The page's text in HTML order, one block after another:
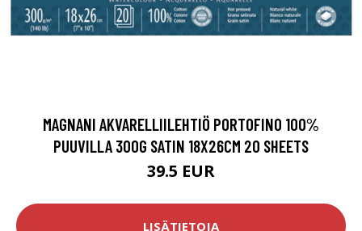
MAGNANI AKVARELLIILEHTIÖ PORTOFINO 100%
PUUVILLA 300G SATIN 18X26CM 20 SHEETS
39.5 EUR
LISÄTIETOJA